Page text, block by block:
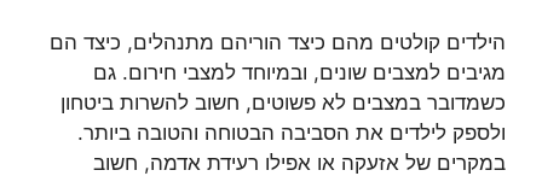
הילדים קולטים מהם כיצד הוריהם מתנהלים, כיצד הם
מגיבים למצבים שונים, ובמיוחד למצבי חירום. גם
כשמדובר במצבים לא פשוטים, חשוב להשרות ביטחון
ולספק לילדים את הסביבה הבטוחה והטובה ביותר.
במקרים של אזעקה או אפילו רעידת אדמה, חשוב